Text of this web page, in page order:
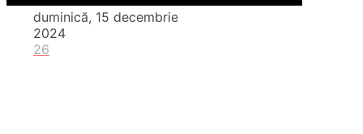
duminică, 15 decembrie
2024
26